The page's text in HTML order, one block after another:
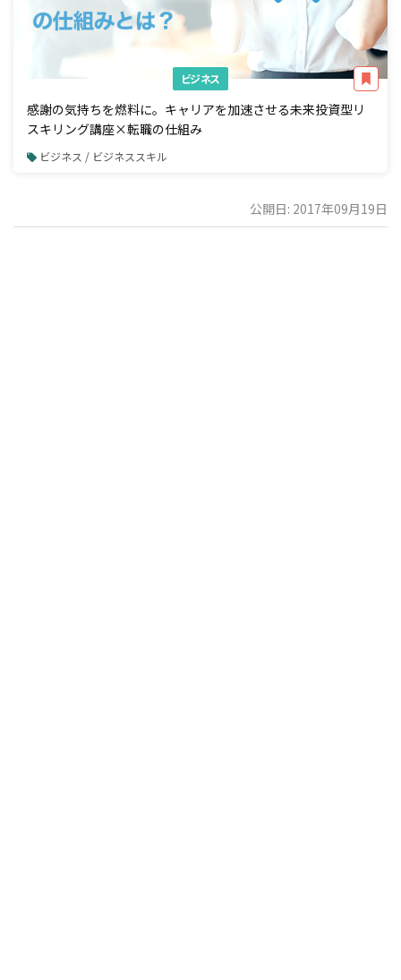
ビジネス
感謝の気持ちを燃料に。キャリアを加速させる未来投資型リ
スキリング講座×転職の仕組み
ビジネス / ビジネススキル
公開日: 2017年09月19日